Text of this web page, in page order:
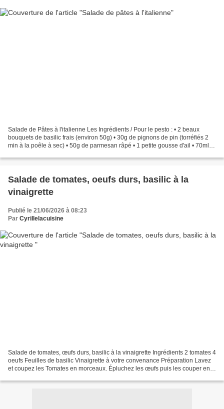
Salade de Pâtes à l'italienne Les Ingrédients / Pour le pesto : • 2 beaux
bouquets de basilic frais (environ 50g) • 30g de pignons de pin (torréfiés 2
min à la poêle à sec) • 50g de parmesan râpé • 1 petite gousse d'ail • 70ml d'
Salade de tomates, oeufs durs, basilic à la
vinaigrette
Publié le 21/06/2026 à 08:23
Par Cyrillelacuisine
Salade de tomates, œufs durs, basilic à la vinaigrette Ingrédients 2 tomates 4
oeufs Feuilles de basilic Vinaigrette à votre convenance Préparation Lavez
et coupez les Tomates en morceaux. Épluchez les œufs puis les couper en